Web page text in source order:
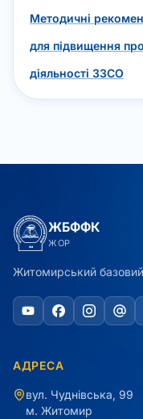
Методичні
для підвищення
діяльності ЗЗСО
ЖБФФК
ЖОР
Житомирський
АДРЕСА
вул. Чуднівська, 99
м. Житомир